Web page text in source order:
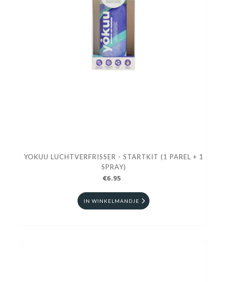
YOKUU LUCHTVERFRISSER - STARTKIT (1 PAREL + 1
SPRAY)
€6.95
IN WINKELMANDJE